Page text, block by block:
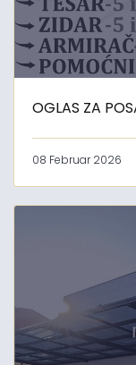
OGLAS ZA
08 Februar 2026